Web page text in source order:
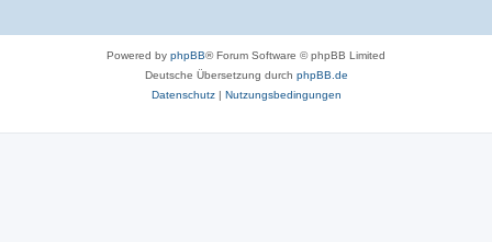
Powered by phpBB® Forum Software © phpBB Limited
Deutsche Übersetzung durch phpBB.de
Datenschutz| Nutzungsbedingungen